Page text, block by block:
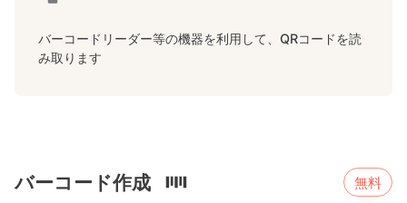
バーコードリーダー等の機器を利用して、QRコードを読
み取ります
バーコード作成 無料